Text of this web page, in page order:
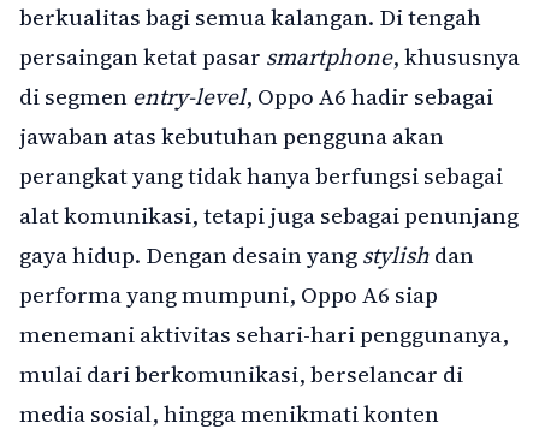
berkualitas bagi semua kalangan. Di tengah
persaingan ketat pasar smartphone, khususnya
di segmenentry-level, Oppo A6 hadir sebagai
jawaban atas kebutuhan pengguna akan
perangkat yang tidak hanya berfungsi sebagai
alat komunikasi, tetapi juga sebagai penunjang
gaya hidup. Dengan desain yangstylishdan
performa yang mumpuni, Oppo A6 siap
menemani aktivitas sehari-hari penggunanya,
mulai dari berkomunikasi, berselancar di
media sosial, hingga menikmati konten